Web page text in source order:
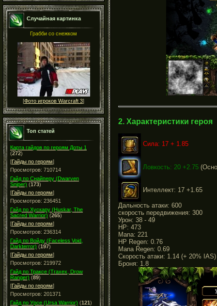
Случайная картинка
Грабби со снежком
[Фото игроков Warcraft 3]
Топ статей
Карта гайдов по героям Доты 1
(272)
[Гайды по героям]
Просмотров: 710714
Гайд по Снайперу (Dwarven
Sniper) (173)
[Гайды по героям]
Просмотров: 236451
Гайд по Хускару (Huskar, The
Sacred Warrior) (265)
[Гайды по героям]
Просмотров: 236314
Гайд по Войду (Faceless Void,
Darkterror) (197)
[Гайды по героям]
Просмотров: 219972
Гайд по Траксе (Traxex, Drow
Ranger) (89)
[Гайды по героям]
Просмотров: 201371
Гайд по Урсе (Ursa Warrior) (121)
2. Характеристики героя
Сила: 17 + 1.85
Ловкость: 20 +2.75
Интеллект: 17 +1.65
Дальность атаки: 600
скорость передвижения: 300
Урон: 38 - 49
HP: 473
Mana: 221
HP Regen: 0.76
Mana Regen: 0.69
Скорость атаки: 1.14 (+ 20% IAS)
Броня: 1.8